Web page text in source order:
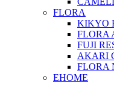
FLORA
KIKYO
FLORA
FUJI
AKARI
FLORA
EHOME